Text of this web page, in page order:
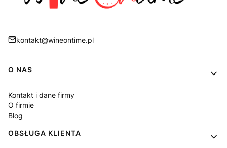
kontakt@wineontime.pl
Linki w stopce
O NAS
Kontakt i dane firmy
O firmie
Blog
OBSŁUGA KLIENTA